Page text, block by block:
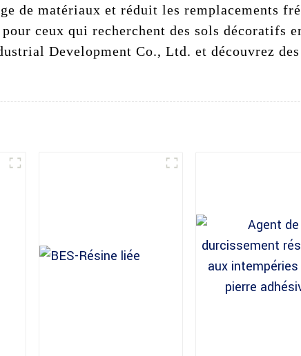
de matériaux et réduit les remplacements
ceux qui recherchent des sols décoratifs
Development Co., Ltd. et découvrez